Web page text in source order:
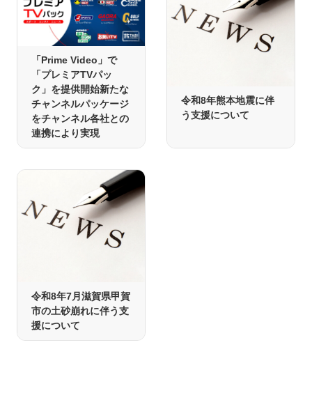
「Prime Video」で
「プレミアTVパッ
ク」を提供開始新たな
チャンネルパッケージ
をチャンネル各社との
連携により実現
令和8年熊本地震に伴
う支援について
令和8年7月滋賀県甲賀
市の土砂崩れに伴う支
援について